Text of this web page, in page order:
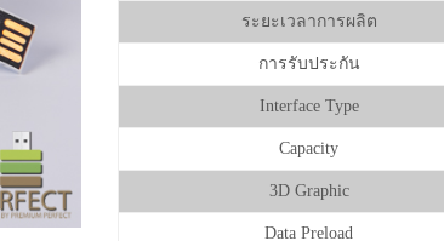
ระยะเวลาการผลิต
การรับประกัน
Interface Type
Capacity
3D Graphic
Data Preload